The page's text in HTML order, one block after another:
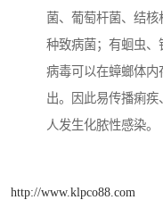
菌、葡萄杆菌、结
种致病菌；有蛔虫、
病毒可以在蟑螂体内
出。因此易传播痢
人发生化脓性感染。
http://www.klpco88.com